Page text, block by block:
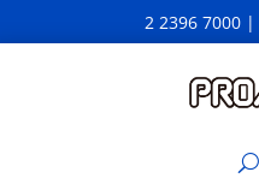
2 2396 7000 |